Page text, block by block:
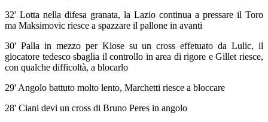
32' Lotta nella difesa granata, la Lazio continua a pressare il Toro
ma Maksimovic riesce a spazzare il pallone in avanti
30' Palla in mezzo per Klose su un cross effetuato da Lulic, il
giocatore tedesco sbaglia il controllo in area di rigore e Gillet riesce,
con qualche difficoltà, a blocarlo
29' Angolo battuto molto lento, Marchetti riesce a bloccare
28' Ciani devi un cross di Bruno Peres in angolo